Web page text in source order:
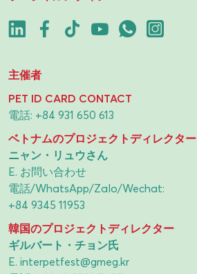
主催者
PET ID CARD CONTACT
電話: +84 931 650 613
ベトナムのプロジェクトディレクター
ニャン・リュウさん
E. お問い合わせ
電話/WhatsApp/Zalo/Wechat:
+84 9345 11953
韓国のプロジェクトディレクター
ギルバート・チョン氏
E. interpetfest@gmeg.kr